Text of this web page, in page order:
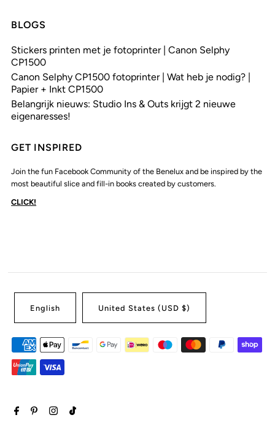
BLOGS
Stickers printen met je fotoprinter | Canon Selphy
CP1500
Canon Selphy CP1500 fotoprinter | Wat heb je nodig? |
Papier + Inkt CP1500
Belangrijk nieuws: Studio Ins & Outs krijgt 2 nieuwe
eigenaresses!
GET INSPIRED
Join the fun Facebook Community of the Benelux and be inspired by the
most beautiful slice and fill-in books created by customers.
CLICK!
English United States (USD $)